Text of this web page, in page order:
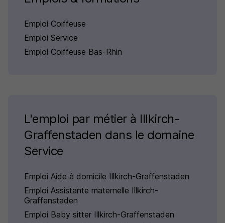
Emploi Coiffeuse
Emploi Service
Emploi Coiffeuse Bas-Rhin
L'emploi par métier à Illkirch-
Graffenstaden dans le domaine
Service
Emploi Aide à domicile Illkirch-Graffenstaden
Emploi Assistante maternelle Illkirch-
Graffenstaden
Emploi Baby sitter Illkirch-Graffenstaden